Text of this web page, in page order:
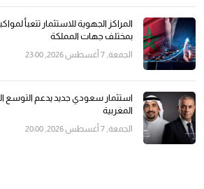
المراكز الجهوية للاستثمار تتعبأ
بمختلف جهات المملكة
الجمعة, 7 أغسطس 2026, 23:00
استثمار سعودي جديد يدعم التوسع
المغربية
الجمعة, 7 أغسطس 2026, 20:00